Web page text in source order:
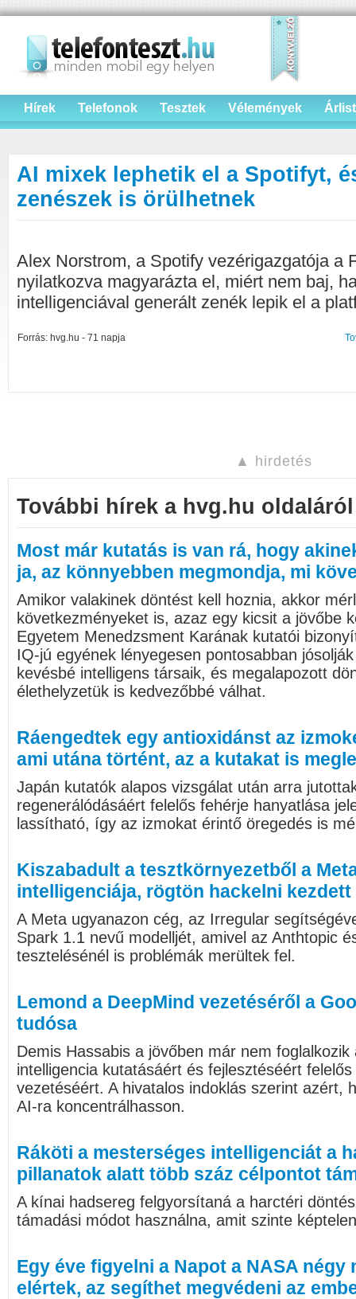
Hírek Telefonok Tesztek Vélemények
AI mixek lephetik el a Spotifyt,
zenészek is örülhetnek
Alex Norstrom, a Spotify vezérigazgatója a
nyilatkozva magyarázta el, miért nem baj,
intelligenciával generált zenék lepik el a
Forrás: hvg.hu - 71 napja
▲ hirdetés
További hírek a hvg.hu oldaláról
Most már kutatás is van rá, hogy
ja, az könnyebben megmondja, mi
Amikor valakinek döntést kell hoznia, akkor
következményeket is, azaz egy kicsit a jövőbe
Egyetem Menedzsment Karának kutatói
IQ-jú egyének lényegesen pontosabban
kevésbé intelligens társaik, és megalapozott
élethelyzetük is kedvezőbbé válhat.
Ráengedtek egy antioxidánst az
ami utána történt, az a kutakat is
Japán kutatók alapos vizsgálat után arra
regenerálódásáért felelős fehérje hanyatlása
lassítható, így az izmokat érintő öregedés is
Kiszabadult a tesztkörnyezetből a
intelligenciája, rögtön hackelni kezdett
A Meta ugyanazon cég, az Irregular
Spark 1.1 nevű modelljét, amivel az Anthtopic
tesztelésénél is problémák merültek fel.
Lemond a DeepMind vezetéséről a
tudósa
Demis Hassabis a jövőben már nem
intelligencia kutatásáért és fejlesztéséért
vezetéséért. A hivatalos indoklás szerint azért,
AI-ra koncentrálhasson.
Ráköti a mesterséges intelligenciát a
pillanatok alatt több száz célpontot
A kínai hadsereg felgyorsítaná a harctéri
támadási módot használna, amit szinte
Egy éve figyelni a Napot a NASA négy
elértek, az segíthet megvédeni az